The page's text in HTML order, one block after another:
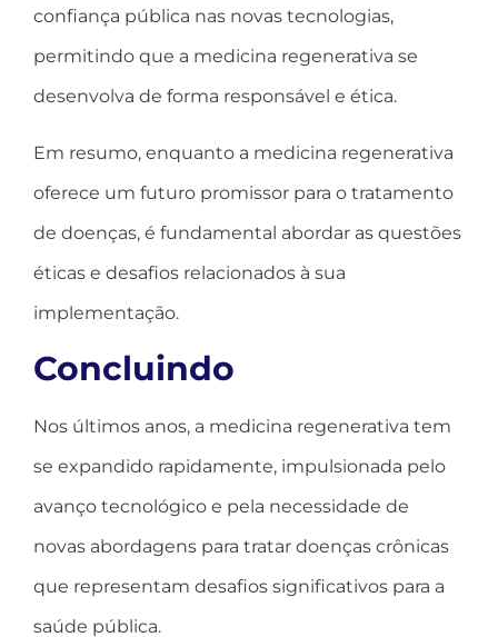
confiança pública nas novas tecnologias,
permitindo que a medicina regenerativa se
desenvolva de forma responsável e ética.
Em resumo, enquanto a medicina regenerativa
oferece um futuro promissor para o tratamento
de doenças, é fundamental abordar as questões
éticas e desafios relacionados à sua
implementação.
Concluindo
Nos últimos anos, a medicina regenerativa tem
se expandido rapidamente, impulsionada pelo
avanço tecnológico e pela necessidade de
novas abordagens para tratar doenças crônicas
que representam desafios significativos para a
saúde pública.